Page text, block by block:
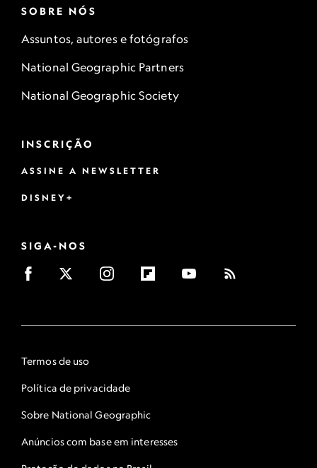
SOBRE NÓS
Assuntos, autores e fotógrafos
National Geographic Partners
National Geographic Society
INSCRIÇÃO
ASSINE A NEWSLETTER
DISNEY+
SIGA-NOS
Termos de uso
Política de privacidade
Sobre National Geographic
Anúncios com base em interesses